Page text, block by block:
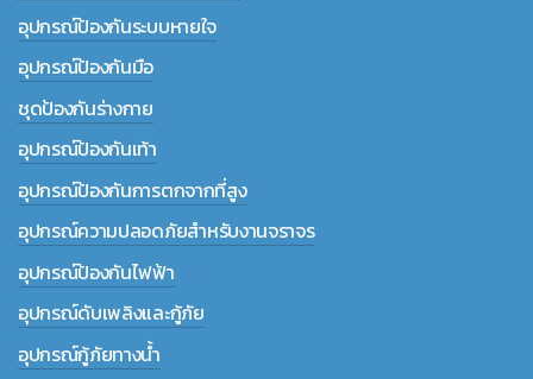
อุปกรณ์ป้องกันระบบหายใจ
อุปกรณ์ป้องกันมือ
ชุดป้องกันร่างกาย
อุปกรณ์ป้องกันเท้า
อุปกรณ์ป้องกันการตกจากที่สูง
อุปกรณ์ความปลอดภัยสำหรับงานจราจร
อุปกรณ์ป้องกันไฟฟ้า
อุปกรณ์ดับเพลิงและกู้ภัย
อุปกรณ์กู้ภัยทางน้ำ